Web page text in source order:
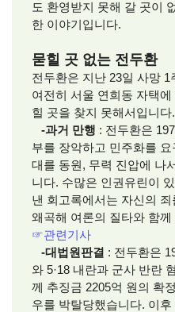
도 환영받지 못해 갈 곳이
한 이야기입니다.
묻힐 곳 없는 전두환
전두환은 지난 23일 사망
여전히 서울 연희동 자택
힐 곳을 찾지 못해서입니다.
-과거 만행 : 전두환은
부를 장악하고 민주화를
대를 동원, 무력 진압에 나
니다. 수많은 인권유린이
낸 회고록에서는 자신의
왜곡해 여론의 질타와 함
☞관련기사
-대법원판결 : 전두환은
와 5·18 내란과 군사 반란
께 추징금 2205억 원의 확
우를 박탈당했습니다. 이